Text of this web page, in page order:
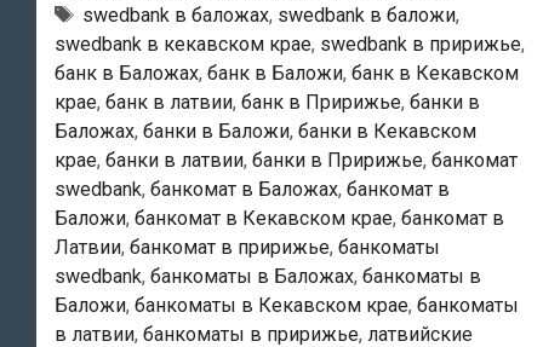
в
Баложи
Тэги
swedbank в баложах, swedbank в баложи,
swedbank в кекавском крае, swedbank в пририжье,
банк в Баложах, банк в Баложи, банк в Кекавском
крае, банк в латвии, банк в Пририжье, банки в
Баложах, банки в Баложи, банки в Кекавском
крае, банки в латвии, банки в Пририжье, банкомат
swedbank, банкомат в Баложах, банкомат в
Баложи, банкомат в Кекавском крае, банкомат в
Латвии, банкомат в пририжье, банкоматы
swedbank, банкоматы в Баложах, банкоматы в
Баложи, банкоматы в Кекавском крае, банкоматы
в латвии, банкоматы в пририжье, латвийские